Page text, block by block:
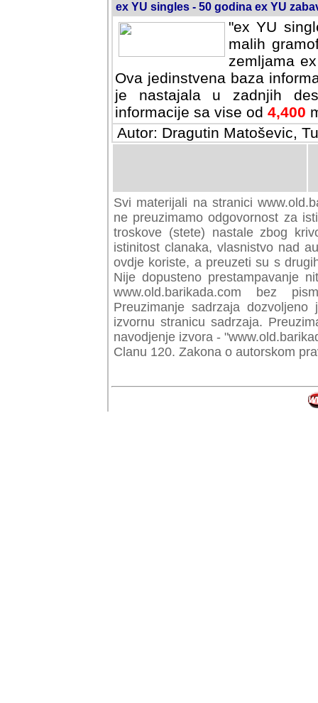
ex YU singles - 50 godina ex YU
"ex YU
malih
zemljama
Ova jedinstvena baza
je nastajala u zadnjih
informacije sa vise od 4,400
Autor: Dragutin Matoševic,
Svi materijali na stranici
preuzimamo odgovornost za
troskove (stete) nastale zbog
istinitost clanaka, vlasnistvo nad
ovdje koriste, a preuzeti su s
Nije dopusteno prestampavanje
www.old.barikada.com bez
Preuzimanje sadrzaja
izvornu stranicu sadrzaja.
navodjenje izvora -
Clanu 120. Zakona o autorskom